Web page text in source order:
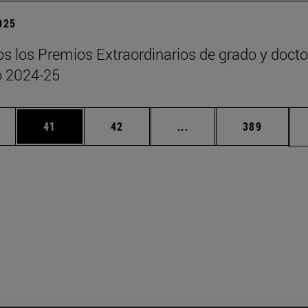
los Premios Extraordinarios de grado y
2024-25
Use TAB para desplazarse.
Página
41 Página
42 ... Páginas intermedias
Página
389